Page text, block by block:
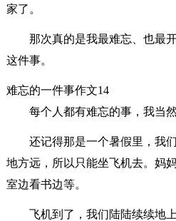
家了。
那次真的是我最难忘、也最
这件事。
难忘的一件事作文14
每个人都有难忘的事，我当然
还记得那是一个暑假里，我
地方远，所以只能坐飞机去。妈
室边看书边等。
飞机到了，我们陆陆续续地